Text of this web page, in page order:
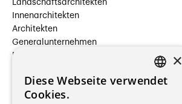
Landschaftsarchitekten
Innenarchitekten
Architekten
Generalunternehmen
Beauftragte Unternehmen
Hersteller/Lieferanten
Bauherrschaften
FRENCH
×
Diese Webseite verwendet
Cookies.